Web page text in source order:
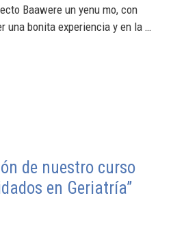
Baawere un yenu mo, con
una bonita experiencia y en la …
de nuestro curso
en Geriatría”